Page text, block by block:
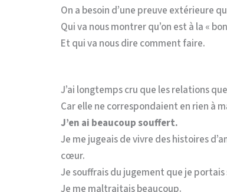
On a besoin d’une preuve extérieure
Qui va nous montrer qu’on est à la «
Et qui va nous dire comment faire.
J’ai longtemps cru que les relations
Car elle ne correspondaient en rien à
J’en ai beaucoup souffert.
Je me jugeais de vivre des histoires
cœur.
Je souffrais du jugement que je portais
Je me maltraitais beaucoup.